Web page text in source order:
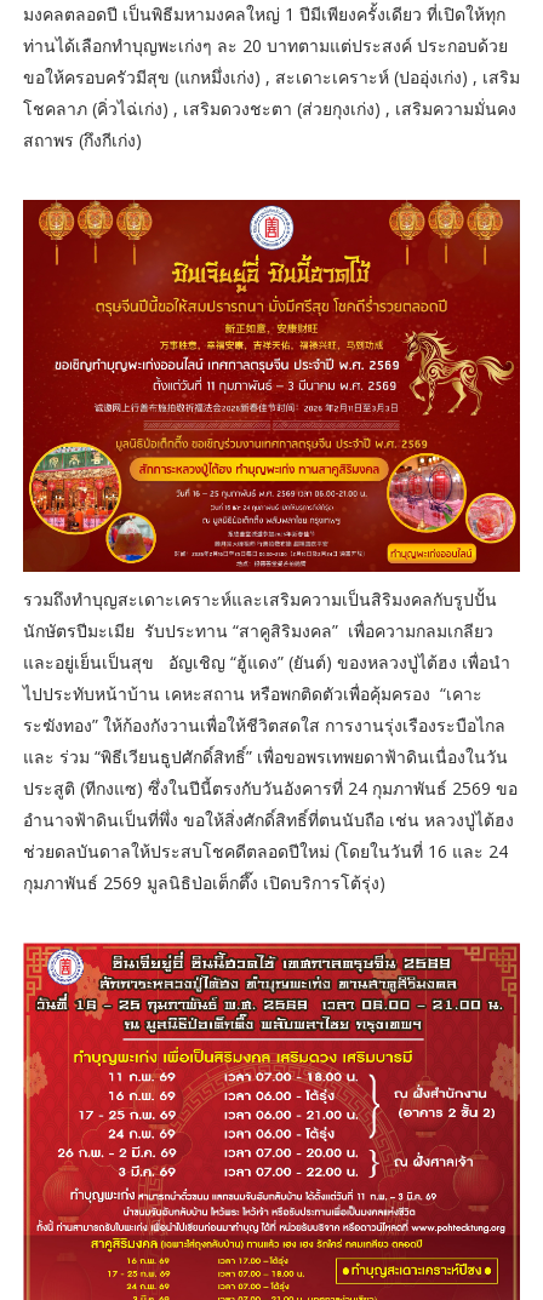
มงคลตลอดปี เป็นพิธีมหามงคลใหญ่ 1 ปีมีเพียงครั้งเดียว ที่เปิดให้ทุก
ท่านได้เลือกทำบุญพะเก่งๆ ละ 20 บาทตามแต่ประสงค์ ประกอบด้วย
ขอให้ครอบครัวมีสุข (แกหมึ่งเก่ง) , สะเดาะเคราะห์ (ปออุ่งเก่ง) , เสริม
โชคลาภ (คิ่วไฉ่เก่ง) , เสริมดวงชะตา (ส่วยกุงเก่ง) , เสริมความมั่นคง
สถาพร (กึงกีเก่ง)
รวมถึงทำบุญสะเดาะเคราะห์และเสริมความเป็นสิริมงคลกับรูปปั้น
นักษัตรปีมะเมีย รับประทาน “สาคูสิริมงคล” เพื่อความกลมเกลียว
และอยู่เย็นเป็นสุข อัญเชิญ “ฮู้แดง” (ยันต์) ของหลวงปู่ไต้ฮง เพื่อนำ
ไปประทับหน้าบ้าน เคหะสถาน หรือพกติดตัวเพื่อคุ้มครอง “เคาะ
ระฆังทอง” ให้ก้องกังวานเพื่อให้ชีวิตสดใส การงานรุ่งเรืองระบือไกล
และ ร่วม “พิธีเวียนธูปศักดิ์สิทธิ์” เพื่อขอพรเทพยดาฟ้าดินเนื่องในวัน
ประสูติ (ทีกงแซ) ซึ่งในปีนี้ตรงกับวันอังคารที่ 24 กุมภาพันธ์ 2569 ขอ
อำนาจฟ้าดินเป็นที่พึ่ง ขอให้สิ่งศักดิ์สิทธิ์ที่ตนนับถือ เช่น หลวงปู่ไต้ฮง
ช่วยดลบันดาลให้ประสบโชคดีตลอดปีใหม่ (โดยในวันที่ 16 และ 24
กุมภาพันธ์ 2569 มูลนิธิป่อเต็กตึ๊ง เปิดบริการโต้รุ่ง)